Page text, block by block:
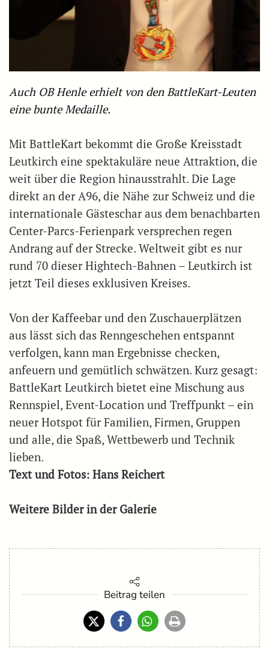
Auch OB Henle erhielt von den BattleKart-Leuten
eine bunte Medaille.
Mit BattleKart bekommt die Große Kreisstadt
Leutkirch eine spektakuläre neue Attraktion, die
weit über die Region hinausstrahlt. Die Lage
direkt an der A96, die Nähe zur Schweiz und die
internationale Gästeschar aus dem benachbarten
Center-Parcs-Ferienpark versprechen regen
Andrang auf der Strecke. Weltweit gibt es nur
rund 70 dieser Hightech-Bahnen – Leutkirch ist
jetzt Teil dieses exklusiven Kreises.
Von der Kaffeebar und den Zuschauerplätzen
aus lässt sich das Renngeschehen entspannt
verfolgen, kann man Ergebnisse checken,
anfeuern und gemütlich schwätzen. Kurz gesagt:
BattleKart Leutkirch bietet eine Mischung aus
Rennspiel, Event-Location und Treffpunkt – ein
neuer Hotspot für Familien, Firmen, Gruppen
und alle, die Spaß, Wettbewerb und Technik
lieben.
Text und Fotos: Hans Reichert
Weitere Bilder in der Galerie
Beitrag teilen